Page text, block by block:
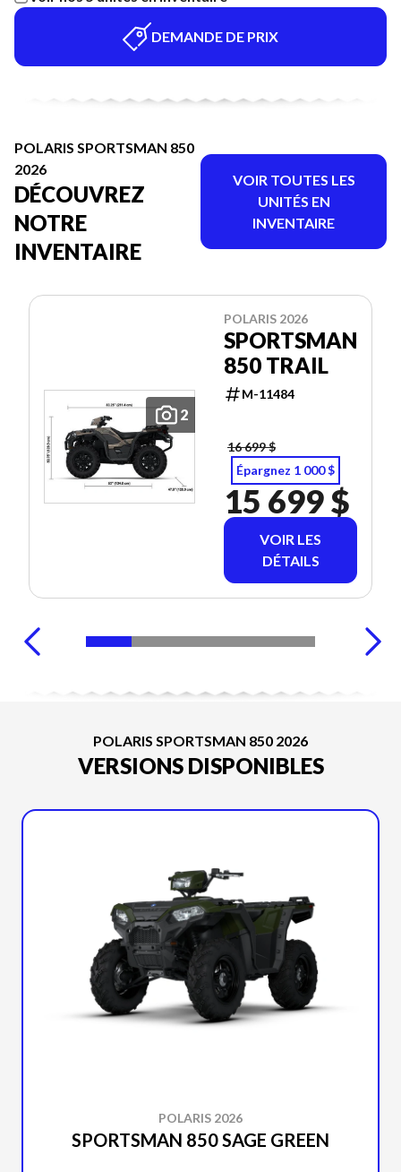
DEMANDE DE PRIX
POLARIS SPORTSMAN 850
2026
DÉCOUVREZ
NOTRE
INVENTAIRE
VOIR TOUTES LES
UNITÉS EN
INVENTAIRE
2
POLARIS 2026
SPORTSMAN
850 TRAIL
M-11484
16 699 $
Épargnez 1 000 $
15 699 $
VOIR LES
DÉTAILS
POLARIS SPORTSMAN 850 2026
VERSIONS DISPONIBLES
POLARIS 2026
SPORTSMAN 850 SAGE GREEN